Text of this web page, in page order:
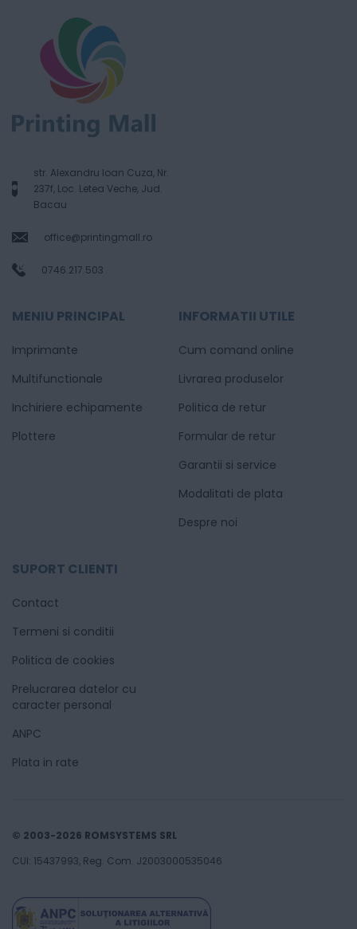
str. Alexandru Ioan Cuza, Nr.
237f, Loc. Letea Veche, Jud.
Bacau
office@printingmall.ro
0746.217.503
MENIU PRINCIPAL
Imprimante
Multifunctionale
Inchiriere echipamente
Plottere
INFORMATII UTILE
Cum comand online
Livrarea produselor
Politica de retur
Formular de retur
Garantii si service
Modalitati de plata
Despre noi
SUPORT CLIENTI
Contact
Termeni si conditii
Politica de cookies
Prelucrarea datelor cu
caracter personal
ANPC
Plata in rate
© 2003-2026 ROMSYSTEMS SRL
CUI: 15437993, Reg. Com. J2003000535046